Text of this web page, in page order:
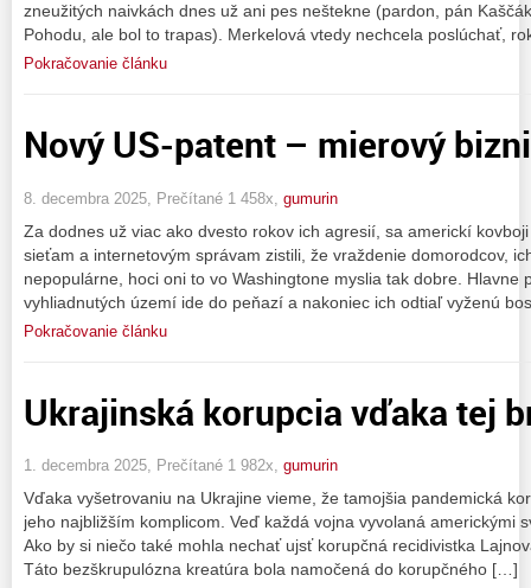
zneužitých naivkách dnes už ani pes neštekne (pardon, pán
Pohodu, ale bol to trapas). Merkelová vtedy nechcela poslúchať,
Pokračovanie článku
Nový US-patent – mierový
8. decembra 2025, Prečítané 1 458x, gumurin
Za dodnes už viac ako dvesto rokov ich agresií, sa americkí
sieťam a internetovým správam zistili, že vraždenie domorodcov,
nepopulárne, hoci oni to vo Washingtone myslia tak dobre. Hlavne
vyhliadnutých území ide do peňazí a nakoniec ich odtiaľ vyženú
Pokračovanie článku
Ukrajinská korupcia vďaka tej
1. decembra 2025, Prečítané 1 982x, gumurin
Vďaka vyšetrovaniu na Ukrajine vieme, že tamojšia pandemická
jeho najbližším komplicom. Veď každá vojna vyvolaná americkými
Ako by si niečo také mohla nechať ujsť korupčná recidivistka
Táto bezškrupulózna kreatúra bola namočená do korupčného […]